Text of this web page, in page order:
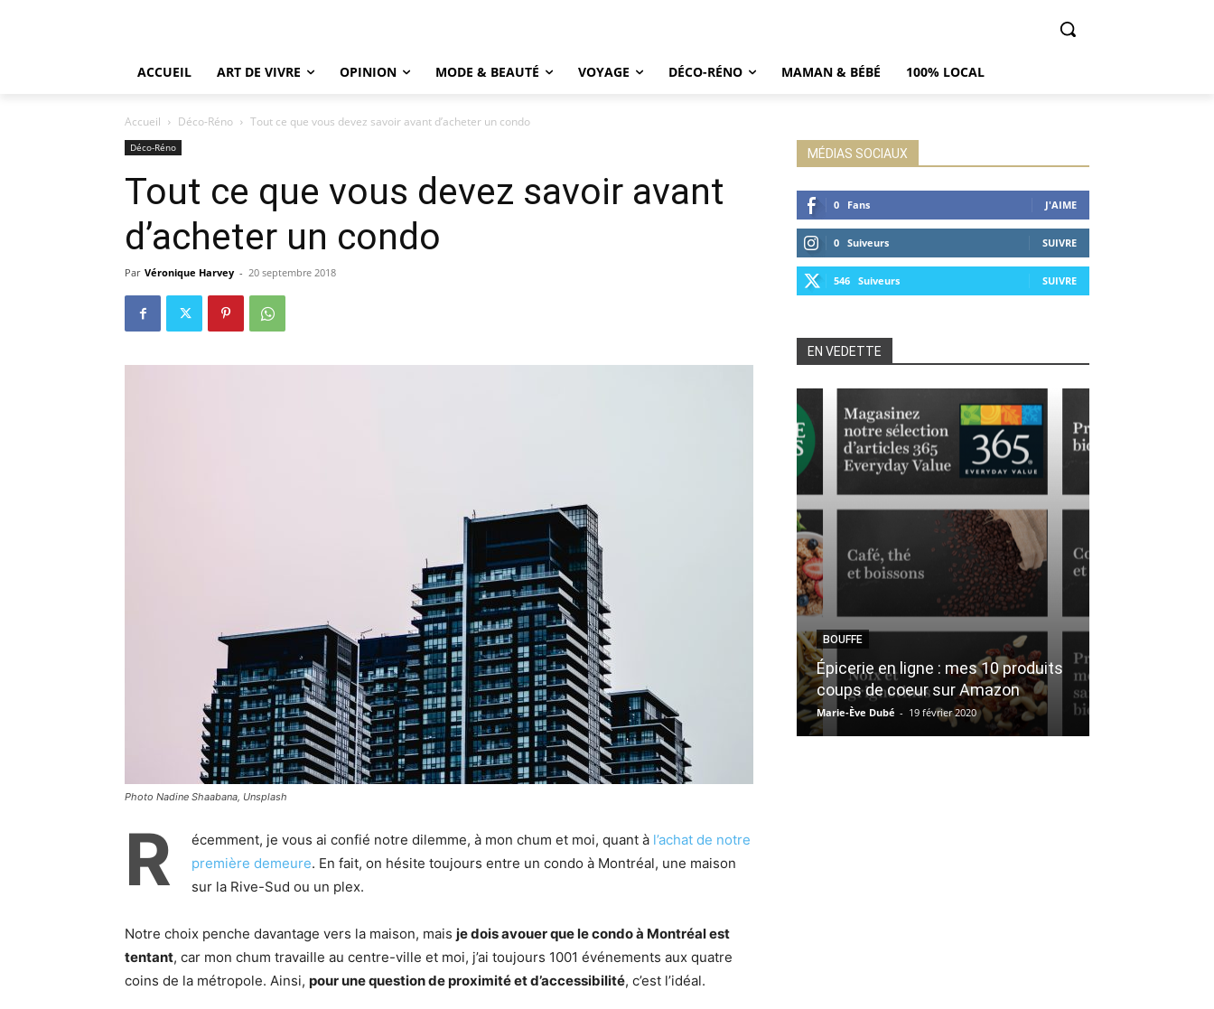
ACCUEIL ART DE VIVRE OPINION MODE & BEAUTÉ VOYAGE DÉCO-RÉNO MAMAN & BÉBÉ 100% LOCAL
Accueil Déco-Réno Tout ce que vous devez savoir avant d’acheter un condo
Déco-Réno
Tout ce que vous devez savoir avant
d’acheter un condo
Par Véronique Harvey - 20 septembre 2018
Photo Nadine Shaabana, Unsplash
R écemment, je vous ai confié notre dilemme, à mon chum et moi, quant à l’achat de notre
première demeure. En fait, on hésite toujours entre un condo à Montréal, une maison
sur la Rive-Sud ou un plex.
Notre choix penche davantage vers la maison, mais je dois avouer que le condo à Montréal est
tentant, car mon chum travaille au centre-ville et moi, j’ai toujours 1001 événements aux quatre
coins de la métropole. Ainsi, pour une question de proximité et d’accessibilité, c’est l’idéal.
MÉDIAS SOCIAUX
0 Fans J'AIME
0 Suiveurs SUIVRE
546 Suiveurs SUIVRE
EN VEDETTE
BOUFFE
Épicerie en ligne : mes 10 produits
coups de coeur sur Amazon
Marie-Ève Dubé - 19 février 2020